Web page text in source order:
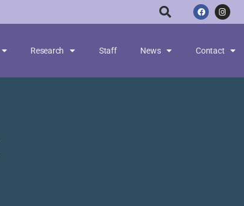
Research Staff News Contact